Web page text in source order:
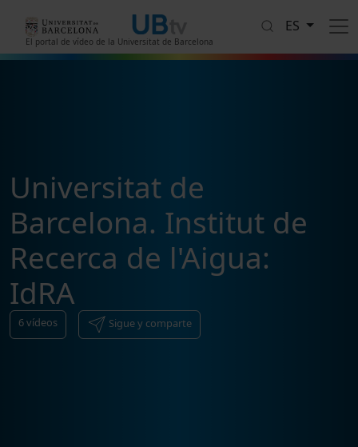
El portal de vídeo de la Universitat de Barcelona
ES
Universitat de
Barcelona. Institut de
Recerca de l'Aigua:
IdRA
6vídeos Sigue y comparte